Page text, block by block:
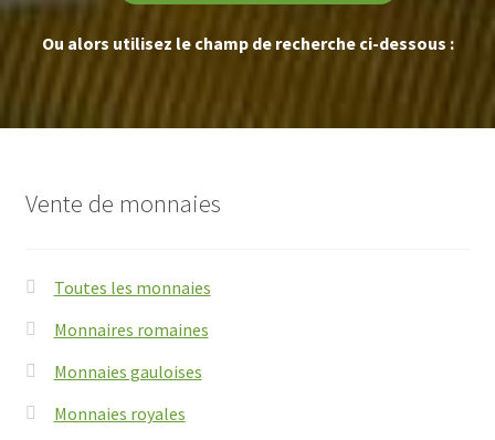
Ou alors utilisez le champ de recherche ci-dessous :
Vente de monnaies
Toutes les monnaies
Monnaires romaines
Monnaies gauloises
Monnaies royales